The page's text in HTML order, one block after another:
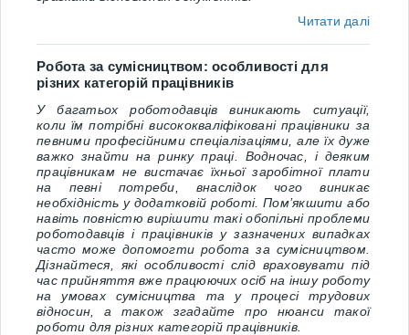
Читати далі
Робота за сумісництвом: особливості для
різних категорій працівників
У багатьох роботодавців виникають ситуації,
коли їм потрібні висококваліфіковані працівники за
певними професійними спеціалізаціями, але їх дуже
важко знайти на ринку праці. Водночас, і деяким
працівникам не вистачає їхньої заробітної плати
на певні потреби, внаслідок чого виникає
необхідність у додатковій роботі. Пом’якшити або
навіть повністю вирішити такі обопільні проблеми
роботодавців і працівників у зазначених випадках
часто може допомогти робота за сумісництвом.
Дізнайтеся, які особливості слід враховувати під
час прийняття вже працюючих осіб на іншу роботу
на умовах сумісництва та у процесі трудових
відносин, а також згадайте про нюанси такої
роботи для різних категорій працівників.